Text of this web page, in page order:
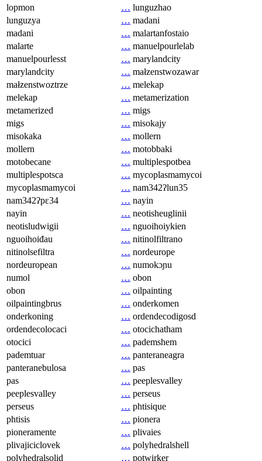
lopmon
… lunguzhao
lunguzya
… madani
madani
… malartanfostaio
malarte
… manuelpourlelab
manuelpourlesst
… marylandcity
marylandcity
… małzenstwozawar
małzenstwoztrze
… melekap
melekap
… metamerization
metamerized
… migs
migs
… misokajy
misokaka
… mollern
mollern
… motobbaki
motobecane
… multiplespotbea
multiplespotsca
… mycoplasmamycoi
mycoplasmamycoi
… nam342ʔlun35
nam342ʔpɛ34
… nayin
nayin
… neotisheuglinii
neotisludwigii
… nguoihoiykien
nguoihoiđau
… nitinolfiltrano
nitinolsefiltra
… nordeurope
nordeuropean
… numokɔɲu
numol
… obon
obon
… oilpainting
oilpaintingbrus
… onderkomen
onderkoning
… ordendecodigosd
ordendecolocaci
… otocichatham
otocici
… pademshem
pademtuar
… panteraneagra
panteranebulosa
… pas
pas
… peeplesvalley
peeplesvalley
… perseus
perseus
… phtisique
phtisis
… pionera
pioneramente
… plivaies
plivajiciclovek
… polyhedralshell
polyhedralsolid
… potwirker